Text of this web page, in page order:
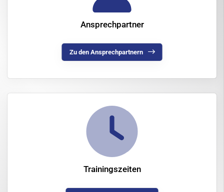
Ansprechpartner
Zu den Ansprechpartnern
Trainingszeiten